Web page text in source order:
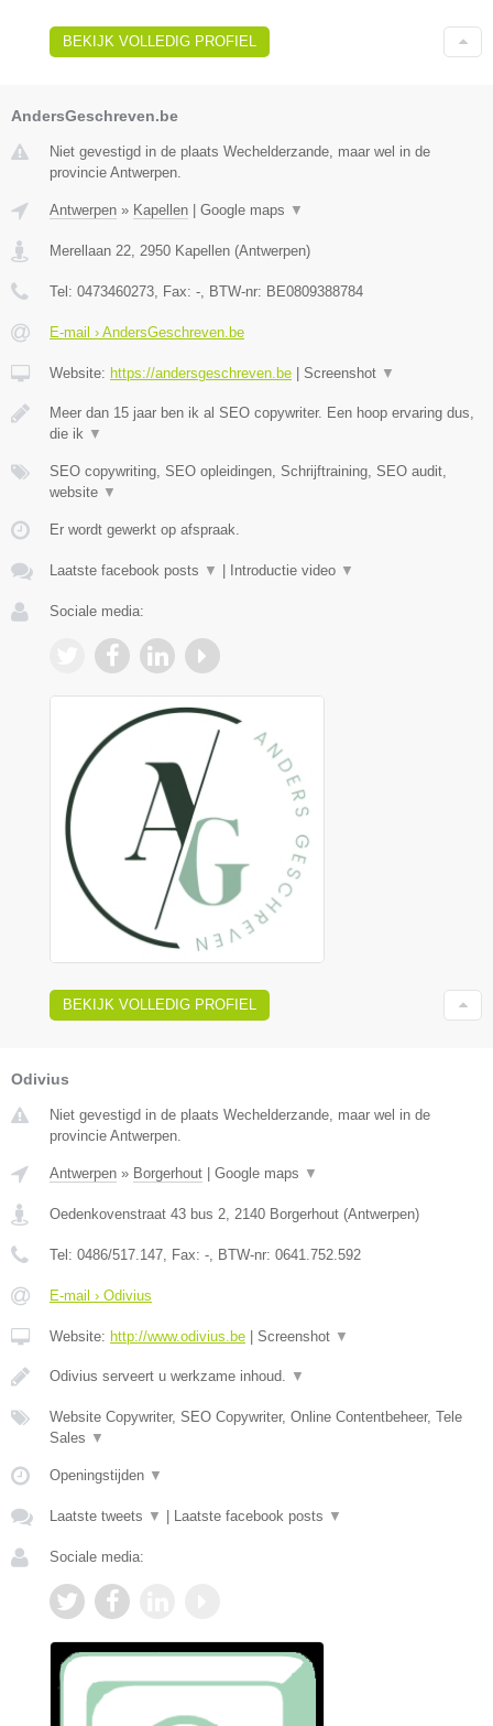
BEKIJK VOLLEDIG PROFIEL
AndersGeschreven.be
Niet gevestigd in de plaats Wechelderzande, maar wel in de
provincie Antwerpen.
Antwerpen » Kapellen | Google maps ▼
Merellaan 22 2950 Kapellen (Antwerpen)
Tel: 0473460273 , Fax: - , BTW-nr: BE0809388784
E-mail › AndersGeschreven.be
Website: https://andersgeschreven.be | Screenshot ▼
Meer dan 15 jaar ben ik al SEO copywriter. Een hoop ervaring dus,
die ik ▼
SEO copywriting, SEO opleidingen, Schrijftraining, SEO audit,
website ▼
Er wordt gewerkt op afspraak.
Laatste facebook posts ▼ | Introductie video ▼
Sociale media:
BEKIJK VOLLEDIG PROFIEL
Odivius
Niet gevestigd in de plaats Wechelderzande, maar wel in de
provincie Antwerpen.
Antwerpen » Borgerhout | Google maps ▼
Oedenkovenstraat 43 bus 2 2140 Borgerhout (Antwerpen)
Tel: 0486/517.147 , Fax: - , BTW-nr: 0641.752.592
E-mail › Odivius
Website: http://www.odivius.be | Screenshot ▼
Odivius serveert u werkzame inhoud. ▼
Website Copywriter, SEO Copywriter, Online Contentbeheer, Tele
Sales ▼
Openingstijden ▼
Laatste tweets ▼ | Laatste facebook posts ▼
Sociale media: